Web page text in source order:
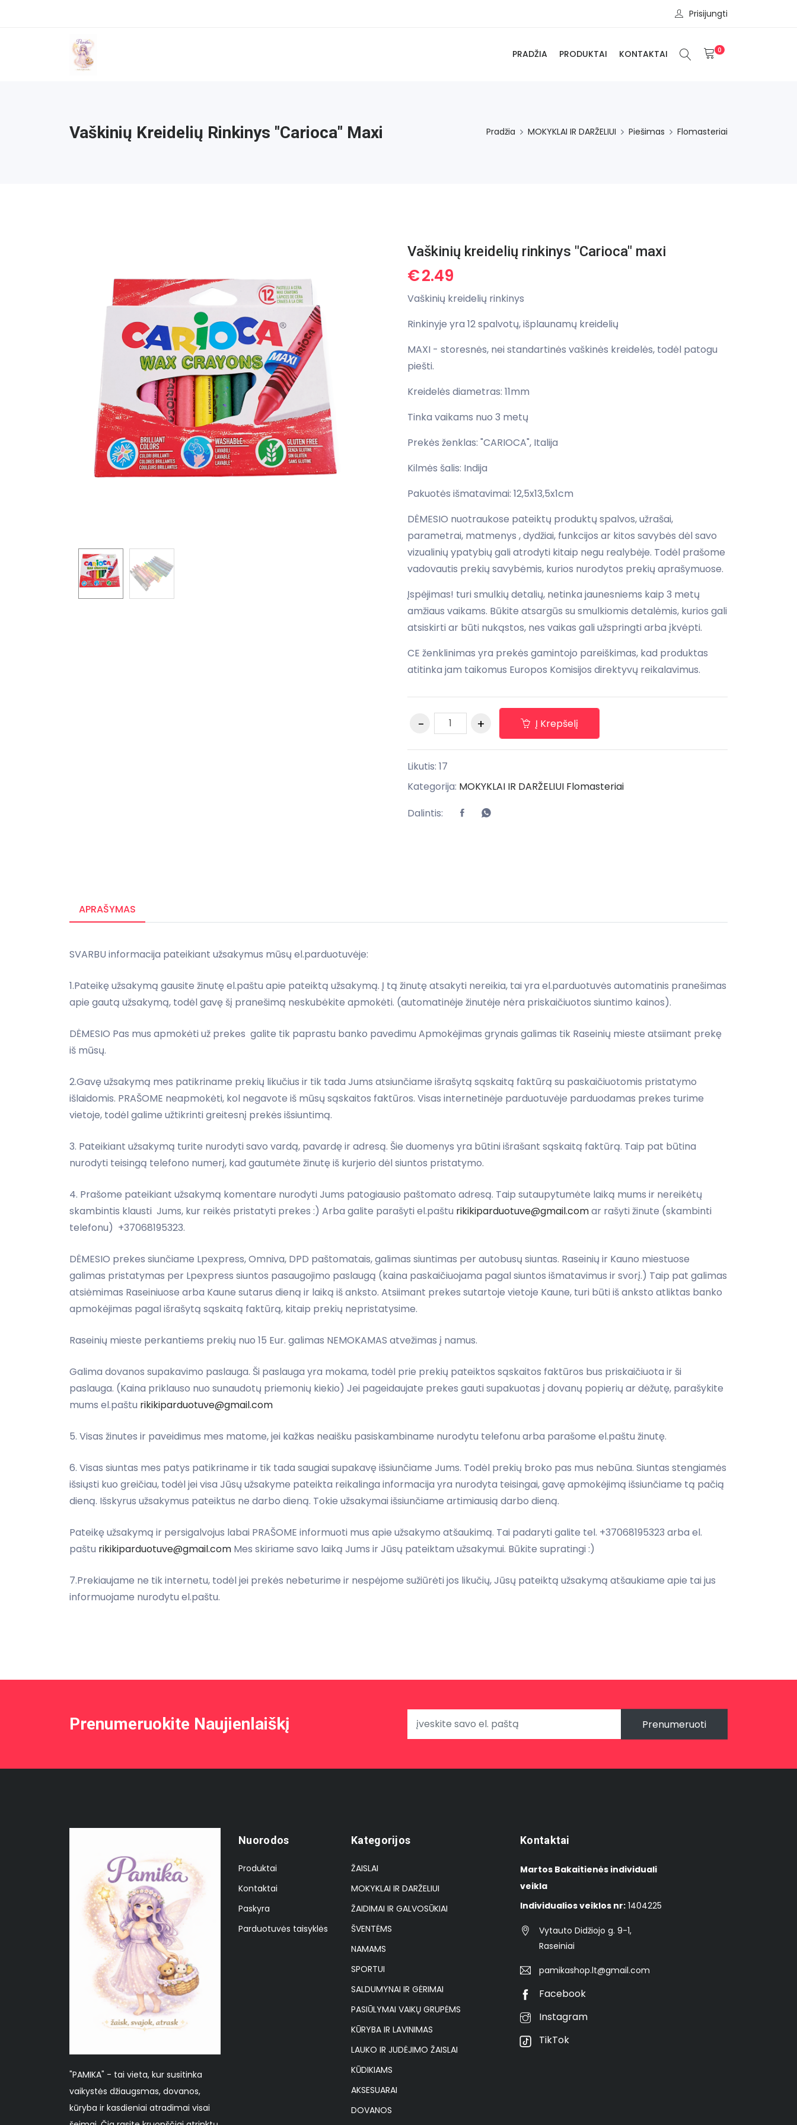
Prisijungti
PRADŽIA PRODUKTAI KONTAKTAI 0
Vaškinių Kreidelių Rinkinys "Carioca" Maxi Pradžia MOKYKLAI IR DARŽELIUI Piešimas Flomasteriai
Vaškinių kreidelių rinkinys "Carioca" maxi
€2.49
Vaškinių kreidelių rinkinys
Rinkinyje yra 12 spalvotų, išplaunamų kreidelių
MAXI - storesnės, nei standartinės vaškinės kreidelės, todėl patogu
piešti.
Kreidelės diametras: 11mm
Tinka vaikams nuo 3 metų
Prekės ženklas: "CARIOCA", Italija
Kilmės šalis: Indija
Pakuotės išmatavimai: 12,5x13,5x1cm
DĖMESIO nuotraukose pateiktų produktų spalvos, užrašai,
parametrai, matmenys , dydžiai, funkcijos ar kitos savybės dėl savo
vizualinių ypatybių gali atrodyti kitaip negu realybėje. Todėl prašome
vadovautis prekių savybėmis, kurios nurodytos prekių aprašymuose.
Įspėjimas! turi smulkių detalių, netinka jaunesniems kaip 3 metų
amžiaus vaikams. Būkite atsargūs su smulkiomis detalėmis, kurios gali
atsiskirti ar būti nukąstos, nes vaikas gali užspringti arba įkvėpti.
CE ženklinimas yra prekės gamintojo pareiškimas, kad produktas
atitinka jam taikomus Europos Komisijos direktyvų reikalavimus.
Į Krepšelį
Likutis: 17
Kategorija: MOKYKLAI IR DARŽELIUI Flomasteriai
Dalintis:
APRAŠYMAS
SVARBU informacija pateikiant užsakymus mūsų el.parduotuvėje:
1.Pateikę užsakymą gausite žinutę el.paštu apie pateiktą užsakymą. Į tą žinutę atsakyti nereikia, tai yra el.parduotuvės automatinis pranešimas
apie gautą užsakymą, todėl gavę šį pranešimą neskubėkite apmokėti. (automatinėje žinutėje nėra priskaičiuotos siuntimo kainos).
DĖMESIO Pas mus apmokėti už prekes galite tik paprastu banko pavedimu Apmokėjimas grynais galimas tik Raseinių mieste atsiimant prekę
iš mūsų.
2.Gavę užsakymą mes patikriname prekių likučius ir tik tada Jums atsiunčiame išrašytą sąskaitą faktūrą su paskaičiuotomis pristatymo
išlaidomis. PRAŠOME neapmokėti, kol negavote iš mūsų sąskaitos faktūros. Visas internetinėje parduotuvėje parduodamas prekes turime
vietoje, todėl galime užtikrinti greitesnį prekės išsiuntimą.
3. Pateikiant užsakymą turite nurodyti savo vardą, pavardę ir adresą. Šie duomenys yra būtini išrašant sąskaitą faktūrą. Taip pat būtina
nurodyti teisingą telefono numerį, kad gautumėte žinutę iš kurjerio dėl siuntos pristatymo.
4. Prašome pateikiant užsakymą komentare nurodyti Jums patogiausio paštomato adresą. Taip sutaupytumėte laiką mums ir nereikėtų
skambintis klausti Jums, kur reikės pristatyti prekes :) Arba galite parašyti el.paštu rikikiparduotuve@gmail.comar rašyti žinute (skambinti
telefonu) +37068195323.
DĖMESIO prekes siunčiame Lpexpress, Omniva, DPD paštomatais, galimas siuntimas per autobusų siuntas. Raseinių ir Kauno miestuose
galimas pristatymas per Lpexpress siuntos pasaugojimo paslaugą (kaina paskaičiuojama pagal siuntos išmatavimus ir svorį.) Taip pat galimas
atsiėmimas Raseiniuose arba Kaune sutarus dieną ir laiką iš anksto. Atsiimant prekes sutartoje vietoje Kaune, turi būti iš anksto atliktas banko
apmokėjimas pagal išrašytą sąskaitą faktūrą, kitaip prekių nepristatysime.
Raseinių mieste perkantiems prekių nuo 15 Eur. galimas NEMOKAMAS atvežimas į namus.
Galima dovanos supakavimo paslauga. Ši paslauga yra mokama, todėl prie prekių pateiktos sąskaitos faktūros bus priskaičiuota ir ši
paslauga. (Kaina priklauso nuo sunaudotų priemonių kiekio) Jei pageidaujate prekes gauti supakuotas į dovanų popierių ar dėžutę, parašykite
mums el.paštu rikikiparduotuve@gmail.com
5. Visas žinutes ir paveidimus mes matome, jei kažkas neaišku pasiskambiname nurodytu telefonu arba parašome el.paštu žinutę.
6. Visas siuntas mes patys patikriname ir tik tada saugiai supakavę išsiunčiame Jums. Todėl prekių broko pas mus nebūna. Siuntas stengiamės
išsiųsti kuo greičiau, todėl jei visa Jūsų užsakyme pateikta reikalinga informacija yra nurodyta teisingai, gavę apmokėjimą išsiunčiame tą pačią
dieną. Išskyrus užsakymus pateiktus ne darbo dieną. Tokie užsakymai išsiunčiame artimiausią darbo dieną.
Pateikę užsakymą ir persigalvojus labai PRAŠOME informuoti mus apie užsakymo atšaukimą. Tai padaryti galite tel. +37068195323 arba el.
paštu rikikiparduotuve@gmail.com Mes skiriame savo laiką Jums ir Jūsų pateiktam užsakymui. Būkite supratingi :)
7.Prekiaujame ne tik internetu, todėl jei prekės nebeturime ir nespėjome sužiūrėti jos likučių, Jūsų pateiktą užsakymą atšaukiame apie tai jus
informuojame nurodytu el.paštu.
Prenumeruokite Naujienlaiškį Prenumeruoti
"PAMIKA" - tai vieta, kur susitinka
vaikystės džiaugsmas, dovanos,
kūryba ir kasdieniai atradimai visai
Nuorodos
Produktai
Kontaktai
Paskyra
Parduotuvės taisyklės
Kategorijos
ŽAISLAI
MOKYKLAI IR DARŽELIUI
ŽAIDIMAI IR GALVOSŪKIAI
ŠVENTĖMS
NAMAMS
SPORTUI
SALDUMYNAI IR GĖRIMAI
PASIŪLYMAI VAIKŲ GRUPĖMS
KŪRYBA IR LAVINIMAS
LAUKO IR JUDĖJIMO ŽAISLAI
KŪDIKIAMS
AKSESUARAI
DOVANOS
Kontaktai
Martos Bakaitienės individuali
veikla
Individualios veiklos nr: 1404225
Vytauto Didžiojo g. 9-1,
Raseiniai
pamikashop.lt@gmail.com
Facebook
Instagram
TikTok